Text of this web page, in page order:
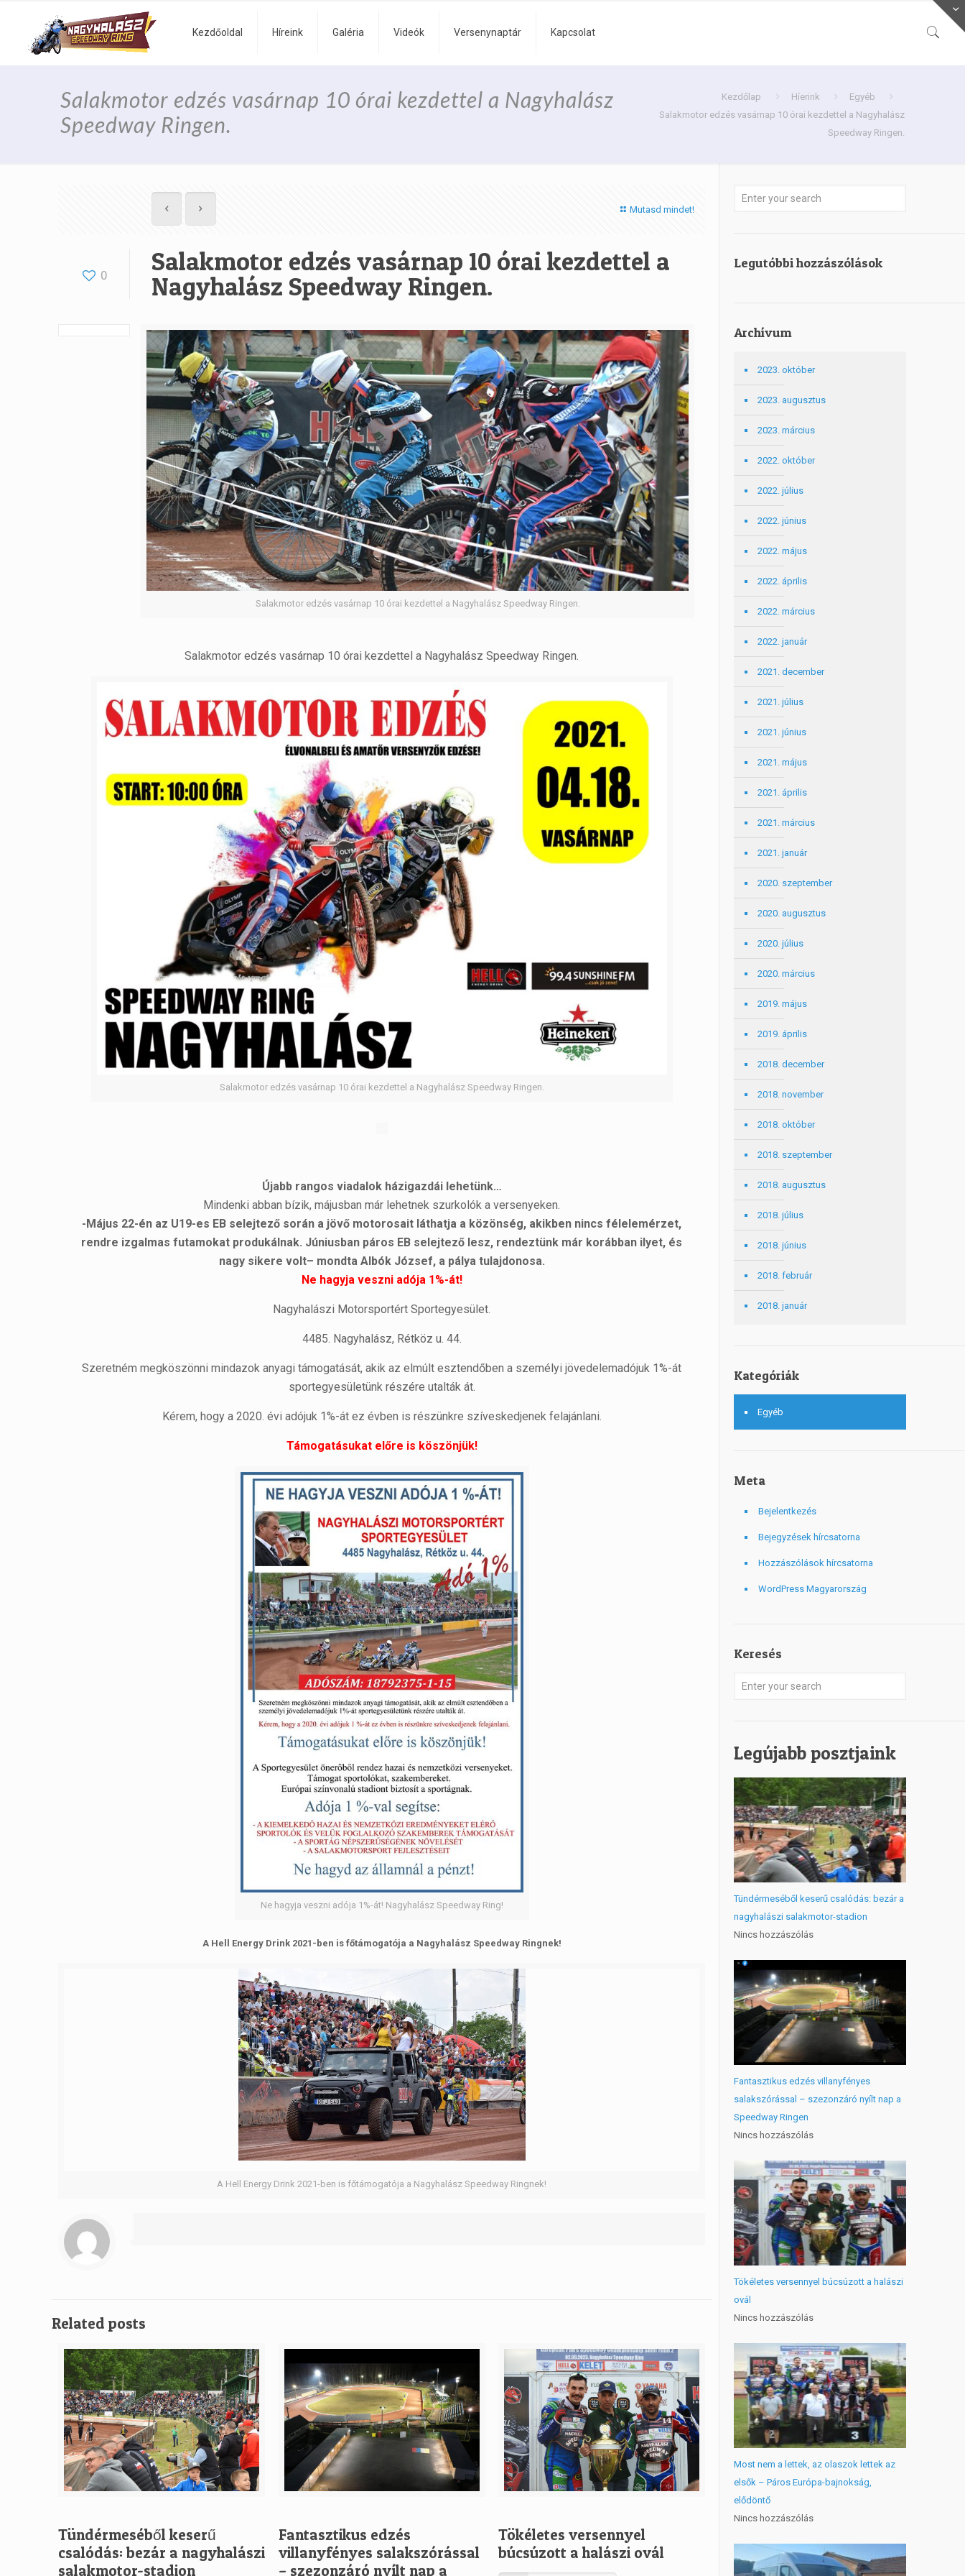
Kezdőoldal Híreink Galéria Videók Versenynaptár Kapcsolat
Salakmotor edzés vasárnap 10 órai kezdettel a Nagyhalász
Speedway Ringen.
Kezdőlap Híerink
Egyéb
Salakmotor edzés vasárnap 10 órai kezdettel a Nagyhalász
Speedway Ringen.
Mutasd mindet!
0
Salakmotor edzés vasárnap 10 órai kezdettel a
Nagyhalász Speedway Ringen.
Salakmotor edzés vasárnap 10 órai kezdettel a Nagyhalász Speedway Ringen.
Salakmotor edzés vasárnap 10 órai kezdettel a Nagyhalász Speedway Ringen.
Salakmotor edzés vasárnap 10 órai kezdettel a Nagyhalász Speedway Ringen.
Újabb rangos viadalok házigazdái lehetünk…
Mindenki abban bízik, májusban már lehetnek szurkolók a versenyeken.
-Május 22-én az U19-es EB selejtező során a jövő motorosait láthatja a közönség, akikben nincs félelemérzet,
rendre izgalmas futamokat produkálnak. Júniusban páros EB selejtező lesz, rendeztünk már korábban ilyet, és
nagy sikere volt– mondta Albók József, a pálya tulajdonosa.
Ne hagyja veszni adója 1%-át!
Nagyhalászi Motorsportért Sportegyesület.
4485. Nagyhalász, Rétköz u. 44.
Szeretném megköszönni mindazok anyagi támogatását, akik az elmúlt esztendőben a személyi jövedelemadójuk 1%-át
sportegyesületünk részére utalták át.
Kérem, hogy a 2020. évi adójuk 1%-át ez évben is részünkre szíveskedjenek felajánlani.
Támogatásukat előre is köszönjük!
Ne hagyja veszni adója 1%-át! Nagyhalász Speedway Ring!
A Hell Energy Drink 2021-ben is főtámogatója a Nagyhalász Speedway Ringnek!
A Hell Energy Drink 2021-ben is főtámogatója a Nagyhalász Speedway Ringnek!
Related posts
Tündérmeséből keserű
csalódás: bezár a nagyhalászi
salakmotor-stadion
Fantasztikus edzés
villanyfényes salakszórással
– szezonzáró nyílt nap a
Tökéletes versennyel
búcsúzott a halászi ovál
Legutóbbi hozzászólások
Archívum
2023. október
2023. augusztus
2023. március
2022. október
2022. július
2022. június
2022. május
2022. április
2022. március
2022. január
2021. december
2021. július
2021. június
2021. május
2021. április
2021. március
2021. január
2020. szeptember
2020. augusztus
2020. július
2020. március
2019. május
2019. április
2018. december
2018. november
2018. október
2018. szeptember
2018. augusztus
2018. július
2018. június
2018. február
2018. január
Kategóriák
Egyéb
Meta
Bejelentkezés
Bejegyzések hírcsatorna
Hozzászólások hírcsatorna
WordPress Magyarország
Keresés
Legújabb posztjaink
Tündérmeséből keserű csalódás: bezár a
nagyhalászi salakmotor-stadion
Nincs hozzászólás
Fantasztikus edzés villanyfényes
salakszórással – szezonzáró nyílt nap a
Speedway Ringen
Nincs hozzászólás
Tökéletes versennyel búcsúzott a halászi
ovál
Nincs hozzászólás
Most nem a lettek, az olaszok lettek az
elsők – Páros Európa-bajnokság,
elődöntő
Nincs hozzászólás